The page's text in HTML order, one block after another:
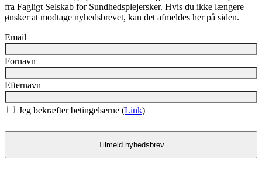
fra Fagligt Selskab for Sundhedsplejersker. Hvis du ikke længere
ønsker at modtage nyhedsbrevet, kan det afmeldes her på siden.
Email
Fornavn
Efternavn
Jeg bekræfter betingelserne (Link)